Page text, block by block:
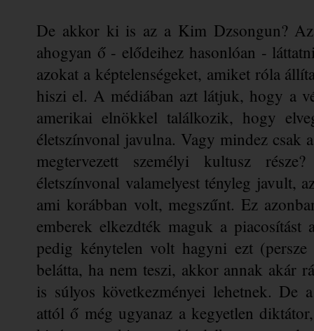
De akkor ki is az a Kim Dzsongun?
ahogyan ő - elődeihez hasonlóan -
azokat a képtelenségeket, amiket róla
hiszi el. A médiában azt látjuk, hogy a
amerikai elnökkel találkozik, hogy
életszínvonal javulna. Vagy mindez csak
megtervezett személyi kultusz
életszínvonal valamelyest tényleg javult,
ami korábban volt, megszűnt. Ez
emberek elkezdték maguk a piacosítást
pedig kénytelen volt hagyni ezt
belátta, ha nem teszi, akkor annak akár
is súlyos következményei lehetnek. De
attól ő még ugyanaz a kegyetlen